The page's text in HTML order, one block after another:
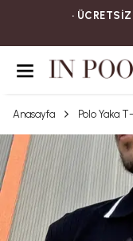
•
Anasayfa Polo Yaka